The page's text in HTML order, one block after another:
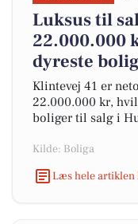
Luksus til
22.000.000
dyreste
Klintevej 41 er
22.000.000 kr,
boliger til salg i
Kilde: Boliga
Læs hele artiklen